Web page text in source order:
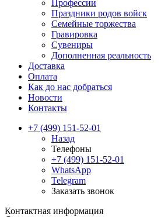
Профессии
Праздники родов войск
Семейные торжества
Гравировка
Сувениры
Дополненная реальность
Доставка
Оплата
Как до нас добраться
Новости
Контакты
+7 (499) 151-52-01
Назад
Телефоны
+7 (499) 151-52-01
WhatsApp
Telegram
Заказать звонок
Контактная информация